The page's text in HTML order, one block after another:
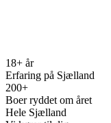
18+ år
Erfaring på Sjælland
200+
Boer ryddet om året
Hele Sjælland